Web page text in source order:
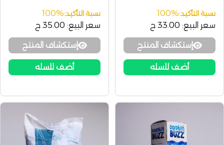
نسبة التأكيد:100%
سعر البيع: 33.00 ج
إستكشاف المنتج
أضف للسله
نسبة التأكيد:100%
سعر البيع: 35.00 ج
إستكشاف المنتج
أضف للسله